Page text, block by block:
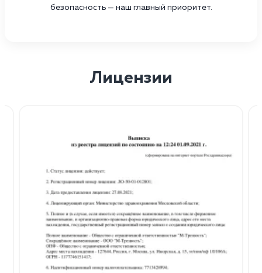
безопасность — наш главный приоритет.
Лицензии